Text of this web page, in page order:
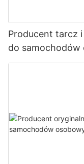
Producent tarcz
do
Hurtownia